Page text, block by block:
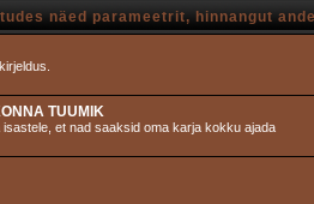
näed parameetrit, hinnangut
TUUMIK
et nad saaksid oma karja kokku ajada